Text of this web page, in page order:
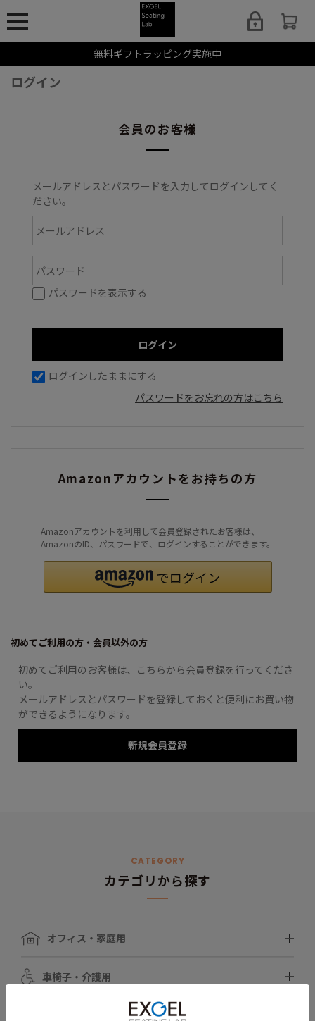
無料ギフトラッピング実施中
ログイン
会員のお客様
メールアドレスとパスワードを入力してログインしてく
ださい。
パスワードを表示する
ログインしたままにする
パスワードをお忘れの方はこちら
Amazonアカウントをお持ちの方
Amazonアカウントを利用して会員登録されたお客様は、
AmazonのID、パスワードで、ログインすることができます。
初めてご利用の方・会員以外の方
初めてご利用のお客様は、こちらから会員登録を行ってくださ
い。
メールアドレスとパスワードを登録しておくと便利にお買い物
ができるようになります。
CATEGORY
カテゴリから探す
オフィス・家庭用
車椅子・介護用